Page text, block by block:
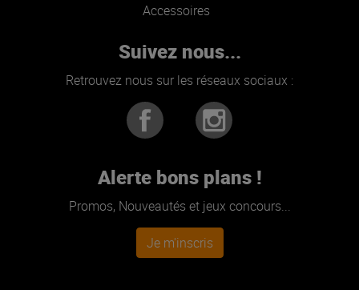
Accessoires
Suivez nous...
Retrouvez nous sur les réseaux sociaux :
Alerte bons plans !
Promos, Nouveautés et jeux concours...
Je m'inscris